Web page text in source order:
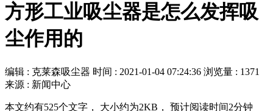
方形工业吸尘器是怎么发挥吸
尘作用的
编辑 : 克莱森吸尘器 时间 : 2021-01-04 07:24:36 浏览量 : 1371
来源 : 新闻中心
本文约有525个文字， 大小约为2KB， 预计阅读时间2分钟